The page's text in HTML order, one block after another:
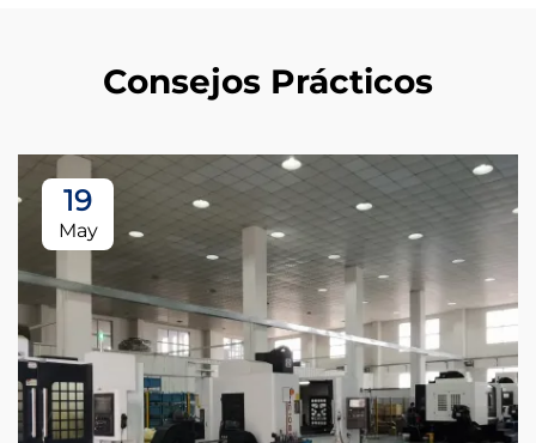
Consejos Prácticos
19
May